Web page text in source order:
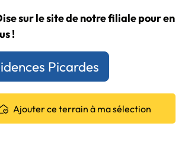
sur le site de notre filiale pour en
!
Picardes
Ajouter ce terrain à ma sélection